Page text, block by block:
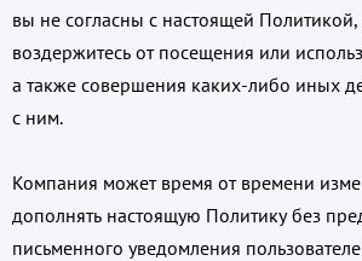
вы не согласны с настоящей Политикой,
воздержитесь от посещения или
а также совершения каких-либо иных
с ним.
Компания может время от времени
дополнять настоящую Политику без
письменного уведомления